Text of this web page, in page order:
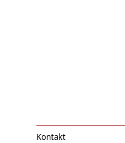
Kontakt